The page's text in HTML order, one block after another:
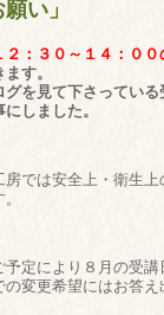
い」
２：３０～１４：００
す。
を見て下さってい
しました。
では安全上・衛生
定により８月の受
変更希望にはお答